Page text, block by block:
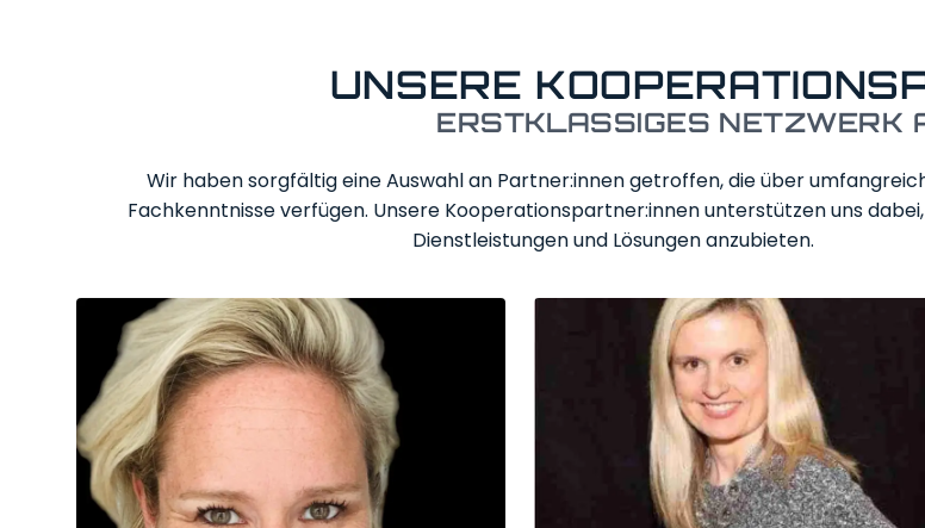
UNSERE
ERSTKLASSIGES NETZWERK
Wir haben sorgfältig eine Auswahl an Partner:innen getroffen, die über
Fachkenntnisse verfügen. Unsere Kooperations­partner:innen unterstützen uns
Dienstleistungen und Lösungen anzubieten.